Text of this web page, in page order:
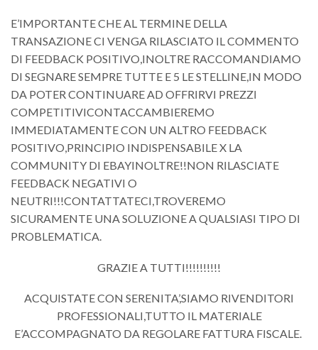
E’IMPORTANTE CHE AL TERMINE DELLA
TRANSAZIONE CI VENGA RILASCIATO IL COMMENTO
DI FEEDBACK POSITIVO,INOLTRE RACCOMANDIAMO
DI SEGNARE SEMPRE TUTTE E 5 LE STELLINE,IN MODO
DA POTER CONTINUARE AD OFFRIRVI PREZZI
COMPETITIVICONTACCAMBIEREMO
IMMEDIATAMENTE CON UN ALTRO FEEDBACK
POSITIVO,PRINCIPIO INDISPENSABILE X LA
COMMUNITY DI EBAYINOLTRE!!NON RILASCIATE
FEEDBACK NEGATIVI O
NEUTRI!!!CONTATTATECI,TROVEREMO
SICURAMENTE UNA SOLUZIONE A QUALSIASI TIPO DI
PROBLEMATICA.
GRAZIE A TUTTI!!!!!!!!!!
ACQUISTATE CON SERENITA’,SIAMO RIVENDITORI
PROFESSIONALI,TUTTO IL MATERIALE
E’ACCOMPAGNATO DA REGOLARE FATTURA FISCALE.